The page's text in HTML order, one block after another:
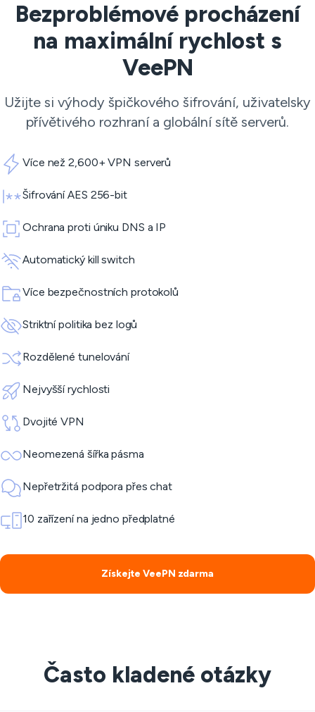
Bezproblémové procházení
na maximální rychlost s
VeePN
Užijte si výhody špičkového šifrování, uživatelsky
přívětivého rozhraní a globální sítě serverů.
Více než 2,600+ VPN serverů
Šifrování AES 256-bit
Ochrana proti úniku DNS a IP
Automatický kill switch
Více bezpečnostních protokolů
Striktní politika bez logů
Rozdělené tunelování
Nejvyšší rychlosti
Dvojité VPN
Neomezená šířka pásma
Nepřetržitá podpora přes chat
10 zařízení na jedno předplatné
Získejte VeePN zdarma
Často kladené otázky